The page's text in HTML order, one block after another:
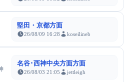
堅田・京都方面
26/08/09 16:28 koseilineb
名谷･西神中央方面方面
26/08/03 21:05 jettleigh